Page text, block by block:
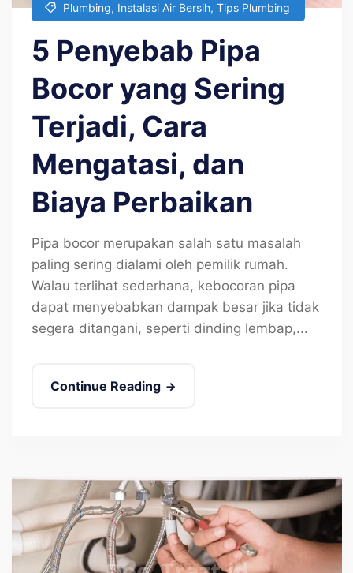
Plumbing, Instalasi Air Bersih, Tips Plumbing
5 Penyebab Pipa
Bocor yang Sering
Terjadi, Cara
Mengatasi, dan
Biaya Perbaikan
Pipa bocor merupakan salah satu masalah
paling sering dialami oleh pemilik rumah.
Walau terlihat sederhana, kebocoran pipa
dapat menyebabkan dampak besar jika tidak
segera ditangani, seperti dinding lembap,...
Continue Reading